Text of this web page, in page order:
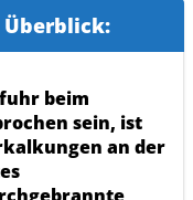
beim
sein, ist
an der